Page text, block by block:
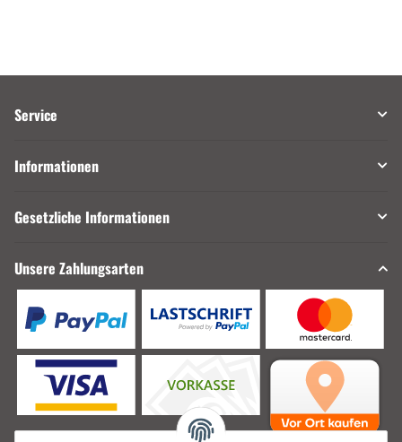
Service
Informationen
Gesetzliche Informationen
Unsere Zahlungsarten